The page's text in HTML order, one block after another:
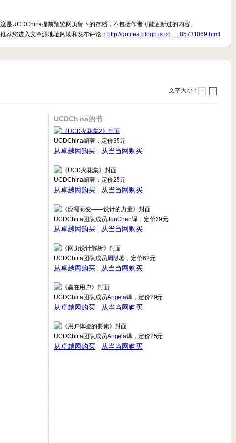
这是UCDChina提前预览网页留下的存档，不包括作者可能更新过的内容。
推荐您进入文章源地址阅读和发布评论： http://gotitea.blogbus.co......85731069.html
文字大小： - +
UCDChina的书
UCDChina编著，定价35元
从卓越网购买 从当当网购买
UCDChina编著，定价25元
从卓越网购买 从当当网购买
UCDChina团队成员JunChen译，定价29元
从卓越网购买 从当当网购买
UCDChina团队成员周陟著，定价62元
从卓越网购买 从当当网购买
UCDChina团队成员Angela译，定价29元
从卓越网购买 从当当网购买
UCDChina团队成员Angela译，定价25元
从卓越网购买 从当当网购买